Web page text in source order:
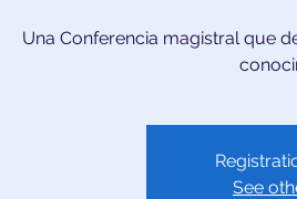
Una Conferencia magistral que
See